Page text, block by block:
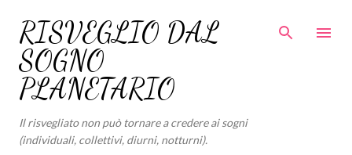
Passa ai contenuti principali
RISVEGLIO DAL
SOGNO
PLANETARIO
Il risvegliato non può tornare a credere ai sogni
(individuali, collettivi, diurni, notturni).